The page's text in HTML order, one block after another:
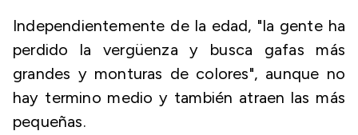
Independientemente de la edad, "la gente ha
perdido la vergüenza y busca gafas más
grandes y monturas de colores", aunque no
hay termino medio y también atraen las más
pequeñas.